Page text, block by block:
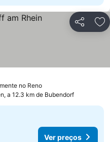
Partilhar
no Reno
a 12.3 km de Bubendorf
Ver preços